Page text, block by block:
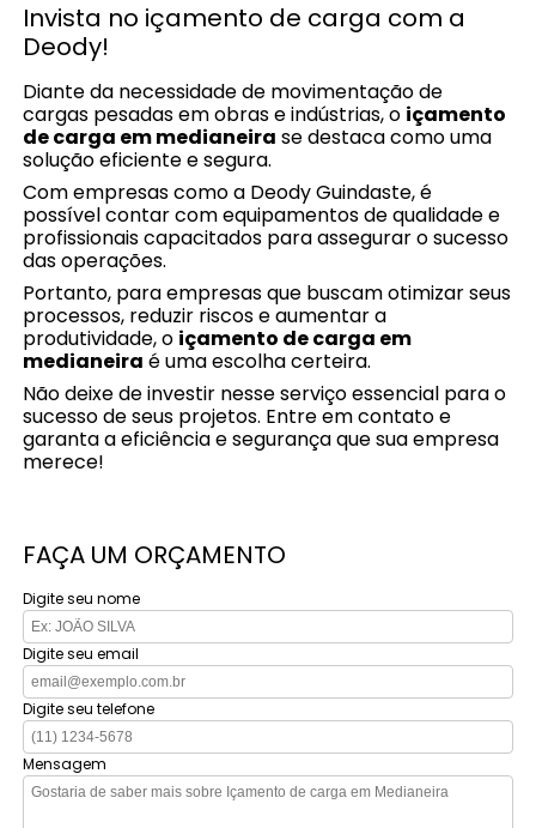
Invista no içamento de carga com a
Deody!
Diante da necessidade de movimentação de
cargas pesadas em obras e indústrias, o içamento
de carga em medianeira se destaca como uma
solução eficiente e segura.
Com empresas como a Deody Guindaste, é
possível contar com equipamentos de qualidade e
profissionais capacitados para assegurar o sucesso
das operações.
Portanto, para empresas que buscam otimizar seus
processos, reduzir riscos e aumentar a
produtividade, o içamento de carga em
medianeira é uma escolha certeira.
Não deixe de investir nesse serviço essencial para o
sucesso de seus projetos. Entre em contato e
garanta a eficiência e segurança que sua empresa
merece!
FAÇA UM ORÇAMENTO
Digite seu nome
Digite seu email
Digite seu telefone
Mensagem